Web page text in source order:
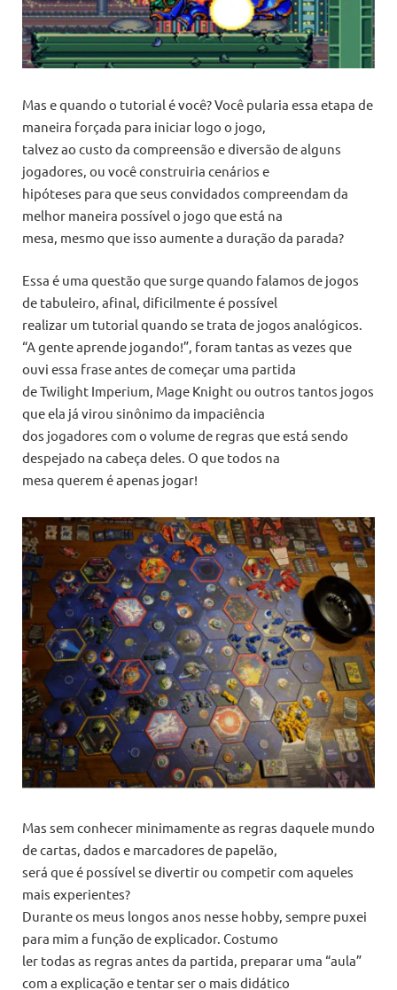
Mas e quando o tutorial é você? Você pularia essa etapa de
maneira forçada para iniciar logo o jogo,
talvez ao custo da compreensão e diversão de alguns
jogadores, ou você construiria cenários e
hipóteses para que seus convidados compreendam da
melhor maneira possível o jogo que está na
mesa, mesmo que isso aumente a duração da parada?
Essa é uma questão que surge quando falamos de jogos
de tabuleiro, afinal, dificilmente é possível
realizar um tutorial quando se trata de jogos analógicos.
“A gente aprende jogando!”, foram tantas as vezes que
ouvi essa frase antes de começar uma partida
de Twilight Imperium, Mage Knight ou outros tantos jogos
que ela já virou sinônimo da impaciência
dos jogadores com o volume de regras que está sendo
despejado na cabeça deles. O que todos na
mesa querem é apenas jogar!
Mas sem conhecer minimamente as regras daquele mundo
de cartas, dados e marcadores de papelão,
será que é possível se divertir ou competir com aqueles
mais experientes?
Durante os meus longos anos nesse hobby, sempre puxei
para mim a função de explicador. Costumo
ler todas as regras antes da partida, preparar uma “aula”
com a explicação e tentar ser o mais didático